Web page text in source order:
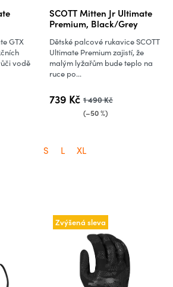
GTX
vodě
SCOTT Mitten Jr Ultimate
Premium, Black/Grey
739 Kč 1 490 Kč
(–50 %)
Dětské palcové rukavice SCOTT
Ultimate Premium zajistí, že
malým lyžařům bude teplo na
ruce po...
S L XL
Zvýšená sleva